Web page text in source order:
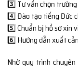
3️⃣ Tư vấn chọn
4️⃣ Đào tạo tiếng Đức
5️⃣ Chuẩn bị hồ sơ xin
6️⃣ Hướng dẫn xuất
Nhờ quy trình chuyên